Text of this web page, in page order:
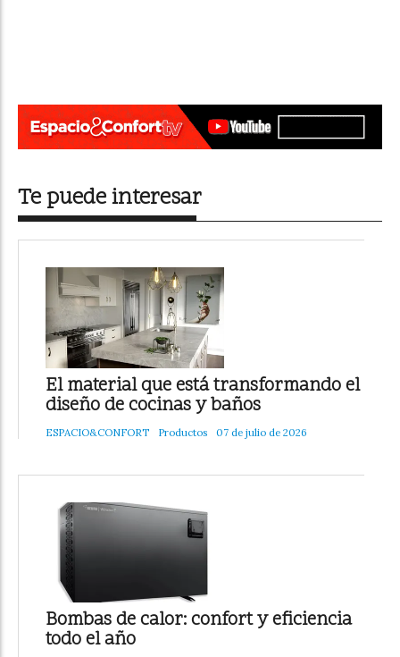
Te puede interesar
El material que está transformando el
diseño de cocinas y baños
ESPACIO&CONFORT Productos 07 de julio de 2026
Bombas de calor: confort y eficiencia
todo el año